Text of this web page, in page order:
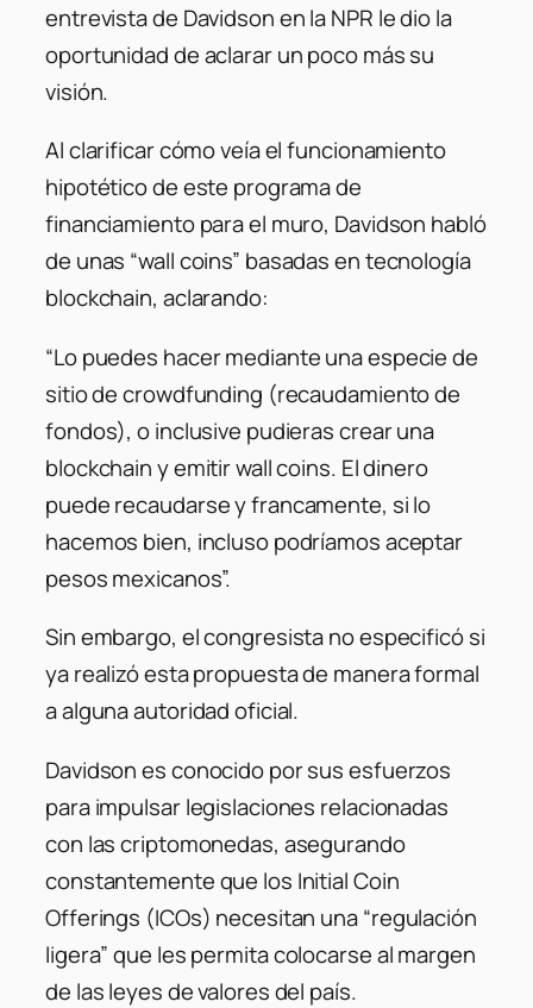
entrevista de Davidson en la NPR le dio la
oportunidad de aclarar un poco más su
visión.
Al clarificar cómo veía el funcionamiento
hipotético de este programa de
financiamiento para el muro, Davidson habló
de unas “wall coins” basadas en tecnología
blockchain, aclarando:
“Lo puedes hacer mediante una especie de
sitio de crowdfunding (recaudamiento de
fondos), o inclusive pudieras crear una
blockchain y emitir wall coins. El dinero
puede recaudarse y francamente, si lo
hacemos bien, incluso podríamos aceptar
pesos mexicanos”.
Sin embargo, el congresista no especificó si
ya realizó esta propuesta de manera formal
a alguna autoridad oficial.
Davidson es conocido por sus esfuerzos
para impulsar legislaciones relacionadas
con las criptomonedas, asegurando
constantemente que los Initial Coin
Offerings (ICOs) necesitan una“regulación
ligera”que les permita colocarse al margen
de las leyes de valores del país.